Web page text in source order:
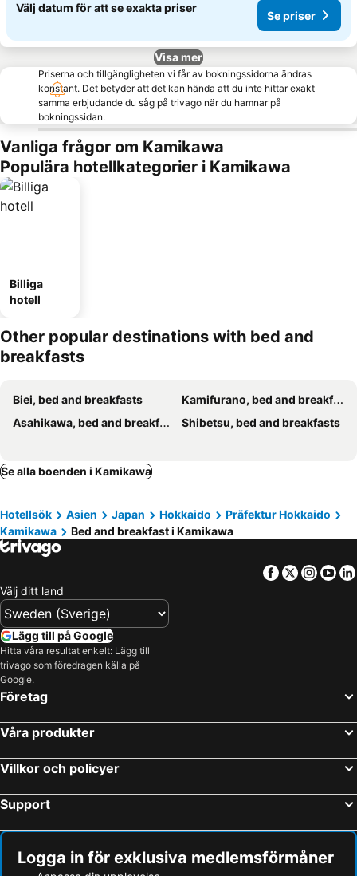
Välj datum för att se exakta priser
Se priser
Visa mer
Priserna och tillgängligheten vi får av bokningssidorna ändras
konstant. Det betyder att det kan hända att du inte hittar exakt
samma erbjudande du såg på trivago när du hamnar på
bokningssidan.
Vanliga frågor om Kamikawa
Populära hotellkategorier i Kamikawa
Billiga
hotell
Other popular destinations with bed and
breakfasts
Biei, bed and breakfasts
Kamifurano, bed and breakfasts
Asahikawa, bed and breakfasts
Shibetsu, bed and breakfasts
Se alla boenden i Kamikawa
Hotellsök Asien Japan Hokkaido
Präfektur Hokkaido
Kamikawa
Bed and breakfast i Kamikawa
Facebook
Twitter
Välj ditt land
Lägg till på Google
Hitta våra resultat enkelt: Lägg till
trivago som föredragen källa på
Google.
Företag
Våra produkter
Villkor och policyer
Support
Logga in för exklusiva medlemsförmåner